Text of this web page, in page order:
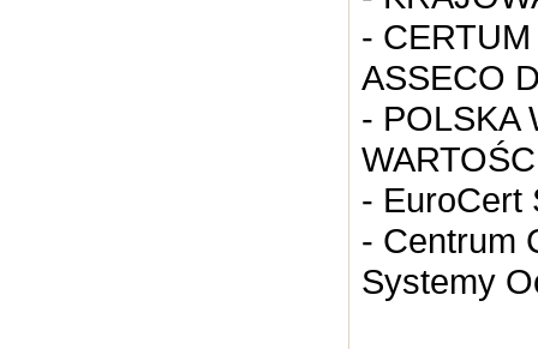
-
ASSECO
- POLSKA
- EuroCert
- Centrum
Systemy